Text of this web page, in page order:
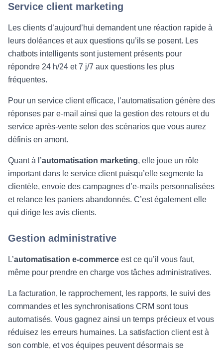
Service client marketing
Les clients d’aujourd’hui demandent une réaction rapide à
leurs doléances et aux questions qu’ils se posent. Les
chatbots intelligents sont justement présents pour
répondre 24 h/24 et 7 j/7 aux questions les plus
fréquentes.
Pour un service client efficace, l’automatisation génère des
réponses par e-mail ainsi que la gestion des retours et du
service après-vente selon des scénarios que vous aurez
définis en amont.
Quant à l’automatisation marketing, elle joue un rôle
important dans le service client puisqu’elle segmente la
clientèle, envoie des campagnes d’e-mails personnalisées
et relance les paniers abandonnés. C’est également elle
qui dirige les avis clients.
Gestion administrative
L’automatisation e-commerce est ce qu’il vous faut,
même pour prendre en charge vos tâches administratives.
La facturation, le rapprochement, les rapports, le suivi des
commandes et les synchronisations CRM sont tous
automatisés. Vous gagnez ainsi un temps précieux et vous
réduisez les erreurs humaines. La satisfaction client est à
son comble, et vos équipes peuvent désormais se